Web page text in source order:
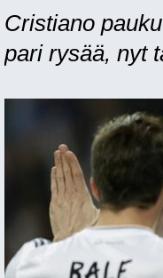
Cristiano
pari rysää, nyt